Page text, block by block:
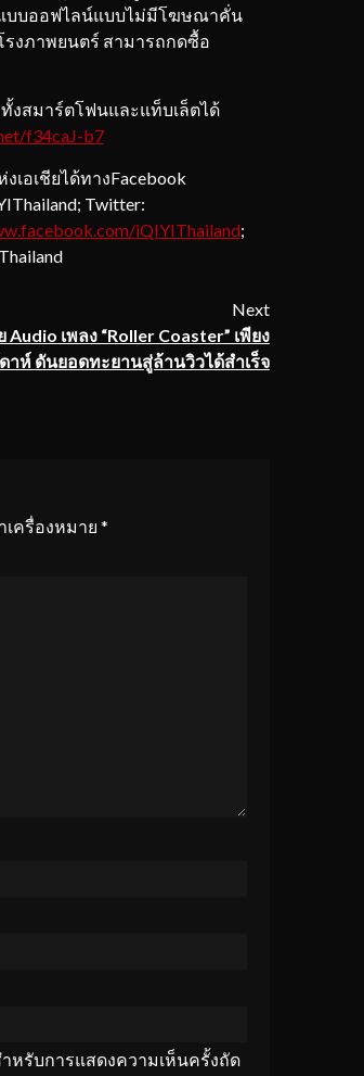
แบบออฟไลน์แบบไม่มีโฆษณาคั่น
รงภาพยนตร์ สามารถกดซื้อ
สมาร์ตโฟนและแท็บเล็ตได้
f34caJ-b7
อเชียได้ทางFacebook
Twitter:
iQIYIThailand;
Next
Audio เพลง “Roller Coaster” เพียง
าห์ ดันยอดทะยานสู่ล้านวิวได้สำเร็จ
ครื่องหมาย *
หรับการแสดงความเห็นครั้งถัด